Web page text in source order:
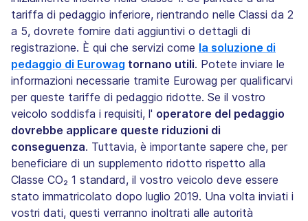
tariffa di pedaggio inferiore, rientrando nelle Classi da 2
a 5, dovrete fornire dati aggiuntivi o dettagli di
registrazione. È qui che servizi come la soluzione di
pedaggio di Eurowag tornano utili. Potete inviare le
informazioni necessarie tramite Eurowag per qualificarvi
per queste tariffe di pedaggio ridotte. Se il vostro
veicolo soddisfa i requisiti, l' operatore del pedaggio
dovrebbe applicare queste riduzioni di
conseguenza. Tuttavia, è importante sapere che, per
beneficiare di un supplemento ridotto rispetto alla
Classe CO₂ 1 standard, il vostro veicolo deve essere
stato immatricolato dopo luglio 2019. Una volta inviati i
vostri dati, questi verranno inoltrati alle autorità